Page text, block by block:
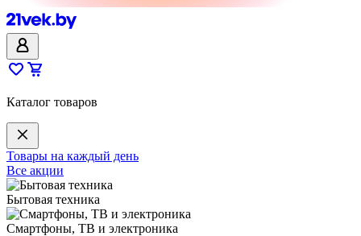
Каталог товаров
Товары на каждый день
Все акции
Бытовая техника
Смартфоны, ТВ и электроника